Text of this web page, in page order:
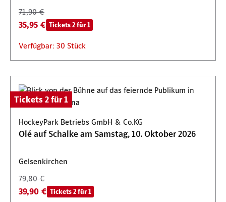
71,90 €
35,95 € Tickets 2 für 1
Verfügbar: 30 Stück
Tickets 2 für 1
HockeyPark Betriebs GmbH & Co.KG
Olé auf Schalke am Samstag, 10. Oktober 2026
Gelsenkirchen
79,80 €
39,90 € Tickets 2 für 1